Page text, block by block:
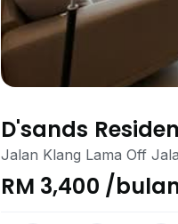
D'sands
Jalan Klang Lama Off
RM 3,400 /